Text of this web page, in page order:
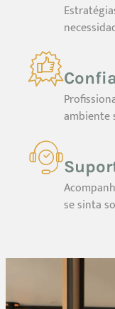
ambiente
se sinta